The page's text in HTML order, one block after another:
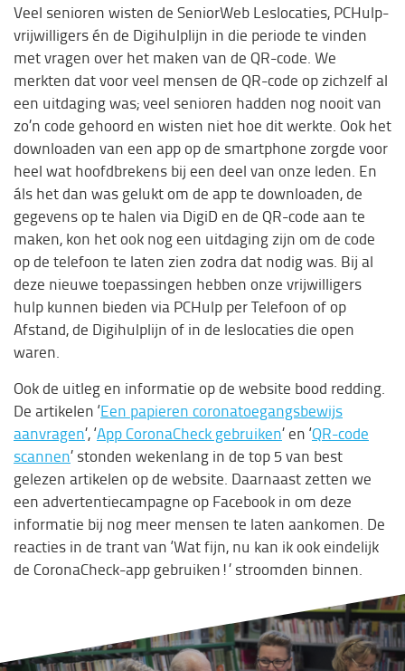
Veel senioren wisten de SeniorWeb Leslocaties, PCHulp-
vrijwilligers én de Digihulplijn in die periode te vinden
met vragen over het maken van de QR-code. We
merkten dat voor veel mensen de QR-code op zichzelf al
een uitdaging was; veel senioren hadden nog nooit van
zo’n code gehoord en wisten niet hoe dit werkte. Ook het
downloaden van een app op de smartphone zorgde voor
heel wat hoofdbrekens bij een deel van onze leden. En
áls het dan was gelukt om de app te downloaden, de
gegevens op te halen via DigiD en de QR-code aan te
maken, kon het ook nog een uitdaging zijn om de code
op de telefoon te laten zien zodra dat nodig was. Bij al
deze nieuwe toepassingen hebben onze vrijwilligers
hulp kunnen bieden via PCHulp per Telefoon of op
Afstand, de Digihulplijn of in de leslocaties die open
waren.
Ook de uitleg en informatie op de website bood redding.
De artikelen ‘Een papieren coronatoegangsbewijs
aanvragen’, ‘App CoronaCheck gebruiken’ en ‘QR-code
scannen’ stonden wekenlang in de top 5 van best
gelezen artikelen op de website. Daarnaast zetten we
een advertentiecampagne op Facebook in om deze
informatie bij nog meer mensen te laten aankomen. De
reacties in de trant van ‘Wat fijn, nu kan ik ook eindelijk
de CoronaCheck-app gebruiken!’ stroomden binnen.